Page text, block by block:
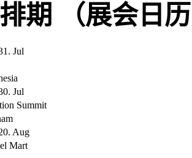
期 （展会日
Jul
Jul
Summit
Aug
Mart